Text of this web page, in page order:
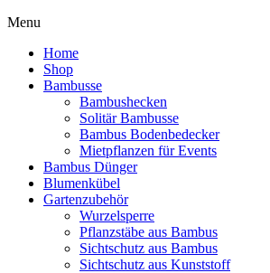
Menu
Home
Shop
Bambusse
Bambushecken
Solitär Bambusse
Bambus Bodenbedecker
Mietpflanzen für Events
Bambus Dünger
Blumenkübel
Gartenzubehör
Wurzelsperre
Pflanzstäbe aus Bambus
Sichtschutz aus Bambus
Sichtschutz aus Kunststoff